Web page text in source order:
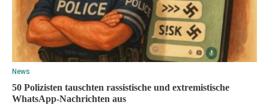
News
50 Polizisten tauschten rassistische und extremistische
WhatsApp-Nachrichten aus